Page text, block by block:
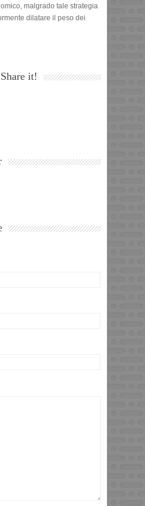
malgrado tale strategia
dilatare il peso dei
it!